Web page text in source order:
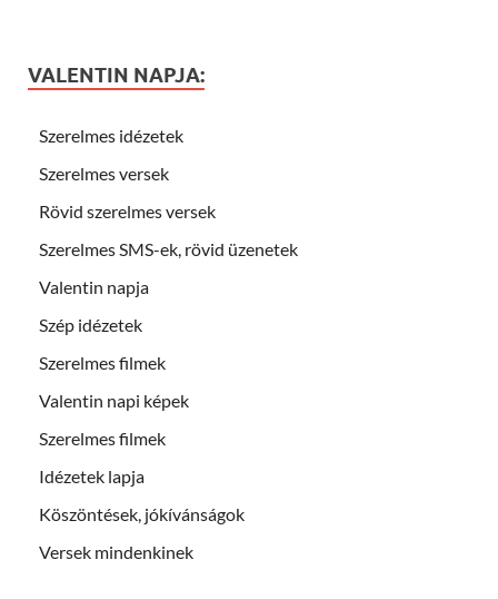
VALENTIN NAPJA:
Szerelmes idézetek
Szerelmes versek
Rövid szerelmes versek
Szerelmes SMS-ek, rövid üzenetek
Valentin napja
Szép idézetek
Szerelmes filmek
Valentin napi képek
Szerelmes filmek
Idézetek lapja
Köszöntések, jókívánságok
Versek mindenkinek